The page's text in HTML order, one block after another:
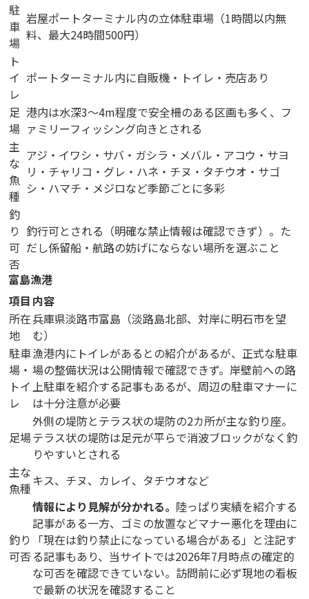
駐
車
場
岩屋ポートターミナル内の立体駐車場（1時間以内無
料、最大24時間500円）
ト
イ
レ
ポートターミナル内に自販機・トイレ・売店あり
足
場
港内は水深3〜4m程度で安全柵のある区画も多く、フ
ァミリーフィッシング向きとされる
主
な
魚
種
アジ・イワシ・サバ・ガシラ・メバル・アコウ・サヨ
リ・チャリコ・グレ・ハネ・チヌ・タチウオ・サゴ
シ・ハマチ・メジロなど季節ごとに多彩
釣
り
可
否
釣行可とされる（明確な禁止情報は確認できず）。た
だし係留船・航路の妨げにならない場所を選ぶこと
富島漁港
項目 内容
所在
地
兵庫県淡路市富島（淡路島北部、対岸に明石市を望
む）
駐車
場・
トイ
レ
漁港内にトイレがあるとの紹介があるが、正式な駐車
場の整備状況は公開情報で確認できず。岸壁前への路
上駐車を紹介する記事もあるが、周辺の駐車マナーに
は十分注意が必要
足場
外側の堤防とテラス状の堤防の2カ所が主な釣り座。
テラス状の堤防は足元が平らで消波ブロックがなく釣
りやすいとされる
主な
魚種キス、チヌ、カレイ、タチウオなど
釣り
可否
情報により見解が分かれる。 陸っぱり実績を紹介する
記事がある一方、ゴミの放置などマナー悪化を理由に
「現在は釣り禁止になっている場合がある」と注記す
る記事もあり、当サイトでは2026年7月時点の確定的
な可否を確認できていない。訪問前に必ず現地の看板
で最新の状況を確認すること